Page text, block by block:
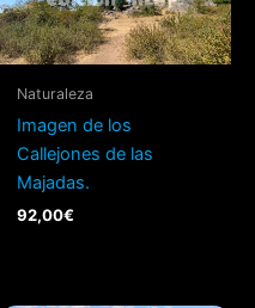
Naturaleza
Imagen de los
Callejones de las
Majadas.
92,00€